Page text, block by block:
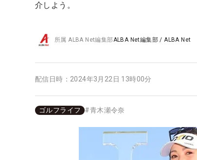
介しよう。
所属ALBA Net編集部ALBA Net編集部 /ALBA Net
配信日時： 2024年3月22日 13時00分
ゴルフライフ #青木瀬令奈